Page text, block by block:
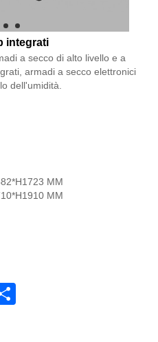
integrati
a secco di alto livello e a
armadi a secco elettronici
dell'umidità.
MM
MM